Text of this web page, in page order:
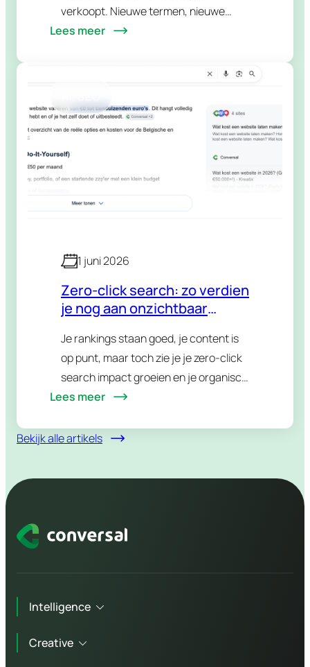
verkoopt. Nieuwe termen, nieuwe
checklists, nieuwe llms.txt-bestanden
aanmaken. En dan komt Google zelf
Lees meer
1 juni 2026
Zero-click search: zo verdien
je nog aan onzichtbaar
Je rankings staan goed, je content is
op punt, maar toch zie je je zero-click
search impact groeien en je organisch
verkeer dalen. Geen bug, geen
realiteit van…
Lees meer
Bekijk alle artikels
Intelligence
Technisch advies
Creative